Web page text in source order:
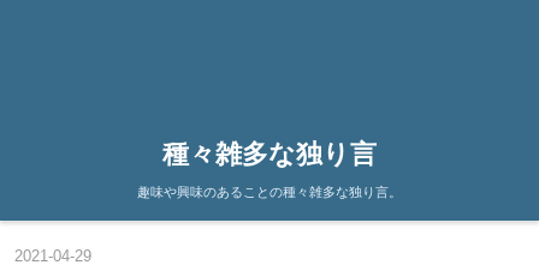
種々雑多な独り言
趣味や興味のあることの種々雑多な独り言。
2021-04-29